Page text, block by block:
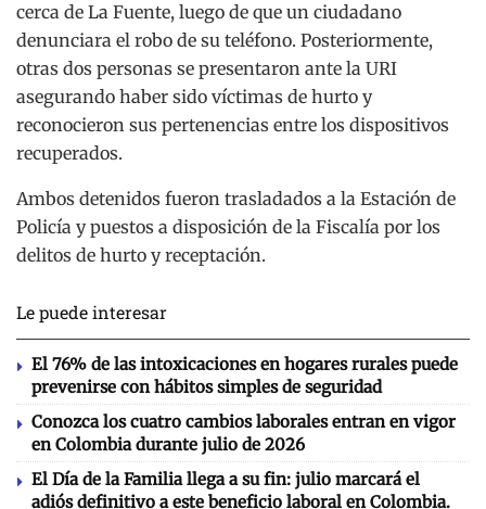
cerca de La Fuente, luego de que un ciudadano
denunciara el robo de su teléfono. Posteriormente,
otras dos personas se presentaron ante la URI
asegurando haber sido víctimas de hurto y
reconocieron sus pertenencias entre los dispositivos
recuperados.
Ambos detenidos fueron trasladados a la Estación de
Policía y puestos a disposición de la Fiscalía por los
delitos de hurto y receptación.
Le puede interesar
El 76% de las intoxicaciones en hogares rurales puede
prevenirse con hábitos simples de seguridad
Conozca los cuatro cambios laborales entran en vigor
en Colombia durante julio de 2026
El Día de la Familia llega a su fin: julio marcará el
adiós definitivo a este beneficio laboral en Colombia.